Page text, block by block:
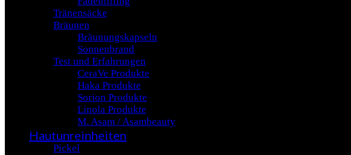
Tränensäcke
Bräunen
Bräunungskapseln
Sonnenbrand
Test und Erfahrungen
CeraVe Produkte
Haka Produkte
Sorion Produkte
Linola Produkte
M. Asam / Asambeauty
Hautunreinheiten
Pickel